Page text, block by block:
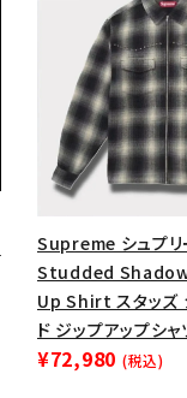
Supreme シュプ
Studded
Up Shirt スタッズ
ド ジップアップシャ
¥72,980 (税込)